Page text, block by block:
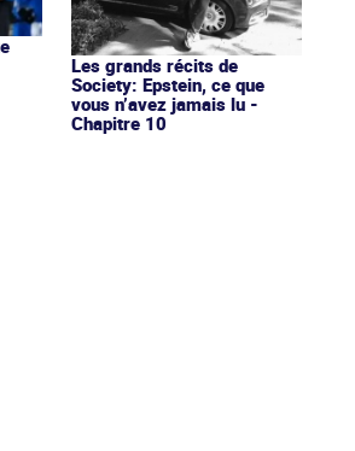
Les grands récits de
Society: Epstein, ce que
vous n’avez jamais lu -
Chapitre 10